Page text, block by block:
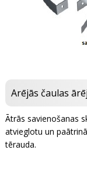
Arējās čaulas
Ātrās savienošanas
atvieglotu un
tērauda.